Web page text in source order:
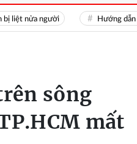
Hướng dẫn cách đăng
sông
mất